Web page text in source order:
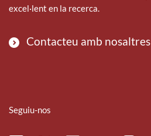
excel·lent en la recerca.
Contacteu amb nosaltres
Seguiu-nos